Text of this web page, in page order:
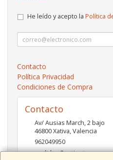
He leído y acepto la Política
Contacto
Política Privacidad
Condiciones de Compra
Contacto
Av/ Ausias March, 2 bajo
46800Xativa,Valencia
962049950
pedidos@xatinet.com